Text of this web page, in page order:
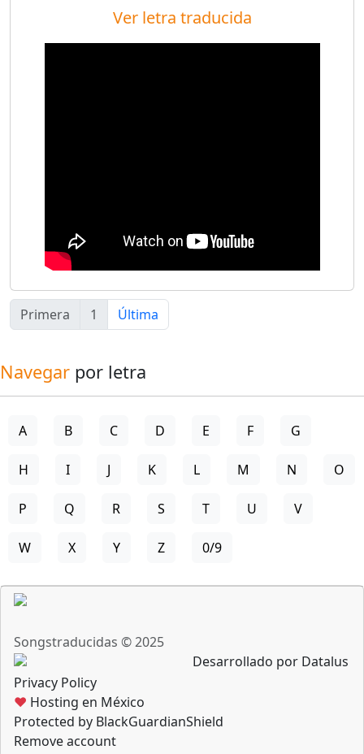
Ver letra traducida
Primera 1 Última
Navegar por letra
A B C D E F G
H I J K L M N O
P Q R S T U V
W X Y Z 0/9
Songstraducidas © 2025
Desarrollado por Datalus
Privacy Policy
♥ Hosting en México
Protected by BlackGuardianShield
Remove account